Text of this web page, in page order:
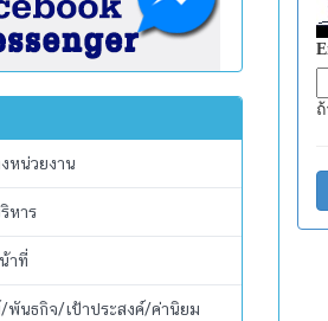
หน่วยงาน
หาร
าที่
พันธกิจ/เป้าประสงค์/ค่านิยม